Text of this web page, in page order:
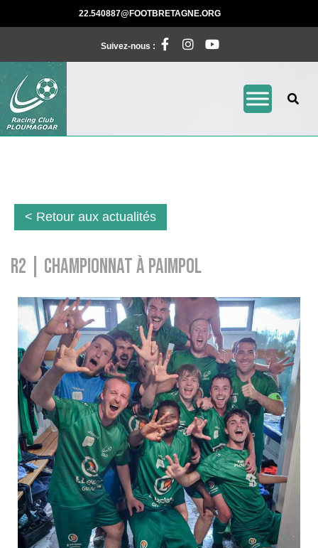
to
22.540887@FOOTBRETAGNE.ORG
Suivez-nous :
FacebookInstagramPinterest
< Retour aux actualités
R2 | Championnat à Paimpol